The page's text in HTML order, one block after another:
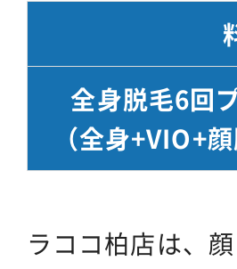
全身脱毛6回
（全身+VIO+顔
ラココ柏店は、